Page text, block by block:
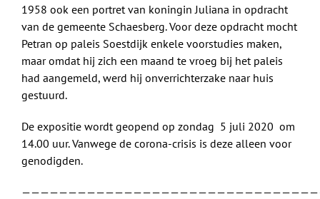
1958 ook een portret van koningin Juliana in opdracht
van de gemeente Schaesberg. Voor deze opdracht mocht
Petran op paleis Soestdijk enkele voorstudies maken,
maar omdat hij zich een maand te vroeg bij het paleis
had aangemeld, werd hij onverrichterzake naar huis
gestuurd.
De expositie wordt geopend op zondag 5 juli 2020 om
14.00 uur. Vanwege de corona-crisis is deze alleen voor
genodigden.